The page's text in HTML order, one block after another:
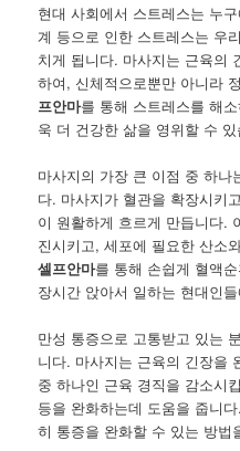
현대 사회에서 스트레스는 누
계 등으로 인한 스트레스는 우
치게 됩니다. 마사지는 근육의
하여, 신체적으로뿐만 아니라
프안마를 통해 스트레스를 해
욱 더 건강한 삶을 영위할 수
마사지의 가장 큰 이점 중 하나
다. 마사지가 혈관을 확장시키
이 원활하게 흐르게 만듭니다.
진시키고, 세포에 필요한 산소
셀프안마를 통해 손쉽게 혈액
장시간 앉아서 일하는 현대인
만성 통증으로 고통받고 있는
니다. 마사지는 근육의 긴장을
중 하나인 근육 경직을 감소시
등을 완화하는데 도움을 줍니
히 통증을 완화할 수 있는 방법